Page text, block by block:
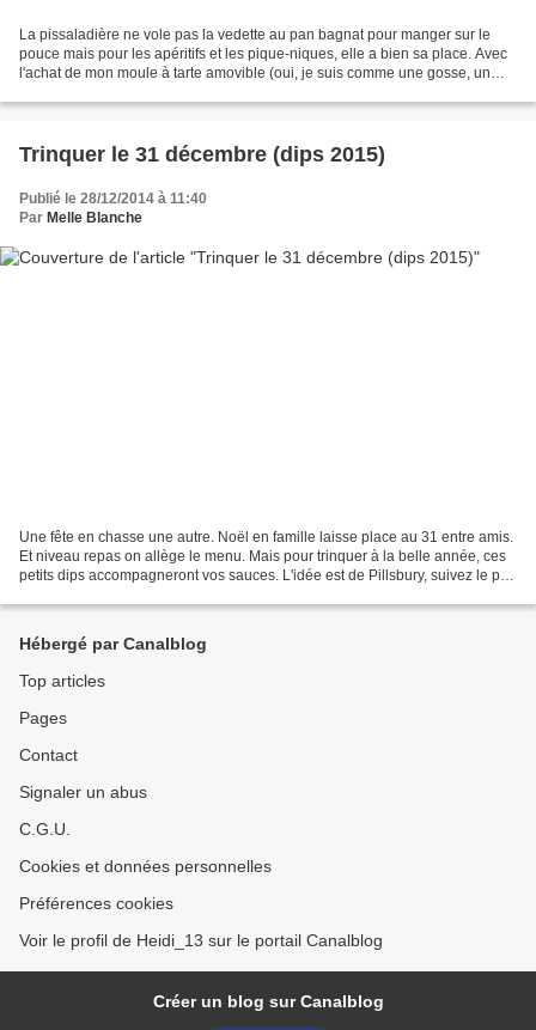
La pissaladière ne vole pas la vedette au pan bagnat pour manger sur le
pouce mais pour les apéritifs et les pique-niques, elle a bien sa place. Avec
l'achat de mon moule à tarte amovible (oui, je suis comme une gosse, un
Trinquer le 31 décembre (dips 2015)
Publié le 28/12/2014 à 11:40
Par Melle Blanche
Une fête en chasse une autre. Noël en famille laisse place au 31 entre amis.
Et niveau repas on allège le menu. Mais pour trinquer à la belle année, ces
petits dips accompagneront vos sauces. L'idée est de Pillsbury, suivez le pas
Hébergé par Canalblog
Top articles
Pages
Contact
Signaler un abus
C.G.U.
Cookies et données personnelles
Préférences cookies
Voir le profil de Heidi_13 sur le portail Canalblog
Créer un blog sur Canalblog